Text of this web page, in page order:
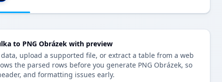
to PNG Obrázek with preview
upload a supported file, or extract a table from a web
the parsed rows before you generate PNG Obrázek, so
and formatting issues early.